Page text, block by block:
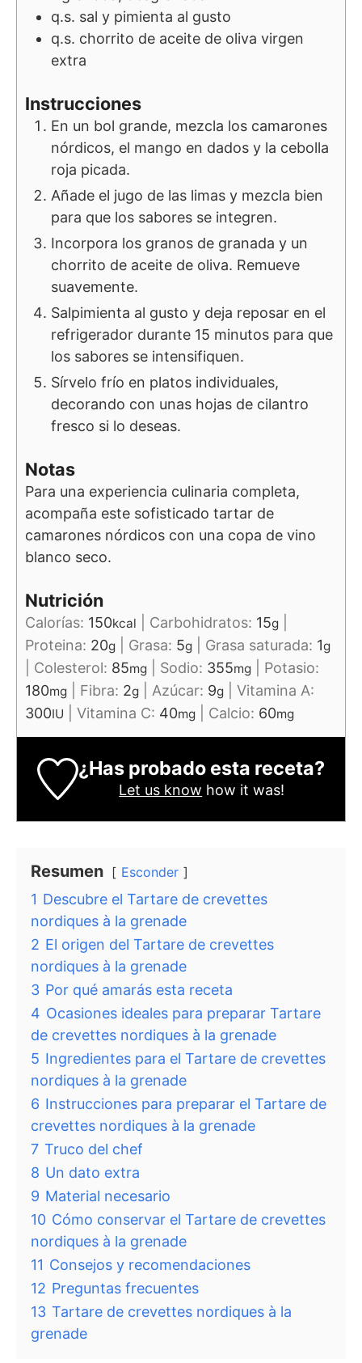
q.s. sal y pimienta al gusto
q.s. chorrito de aceite de oliva virgen
extra
Instrucciones
En un bol grande, mezcla los camarones
nórdicos, el mango en dados y la cebolla
roja picada.
Añade el jugo de las limas y mezcla bien
para que los sabores se integren.
Incorpora los granos de granada y un
chorrito de aceite de oliva. Remueve
suavemente.
Salpimienta al gusto y deja reposar en el
refrigerador durante 15 minutos para que
los sabores se intensifiquen.
Sírvelo frío en platos individuales,
decorando con unas hojas de cilantro
fresco si lo deseas.
Notas
Para una experiencia culinaria completa,
acompaña este sofisticado tartar de
camarones nórdicos con una copa de vino
blanco seco.
Nutrición
Calorías: 150kcal Carbohidratos: 15g
Proteina: 20g Grasa: 5g Grasa saturada: 1g
Colesterol: 85mg Sodio: 355mg
Potasio:
180mg Fibra: 2g Azúcar: 9g
Vitamina A:
300IU Vitamina C: 40mg Calcio: 60mg
¿Has probado esta receta?
Let us know how it was!
Resumen Esconder
1 Descubre el Tartare de crevettes
nordiques à la grenade
2 El origen del Tartare de crevettes
nordiques à la grenade
3 Por qué amarás esta receta
4 Ocasiones ideales para preparar Tartare
de crevettes nordiques à la grenade
5 Ingredientes para el Tartare de crevettes
nordiques à la grenade
6 Instrucciones para preparar el Tartare de
crevettes nordiques à la grenade
7 Truco del chef
8 Un dato extra
9 Material necesario
10 Cómo conservar el Tartare de crevettes
nordiques à la grenade
11 Consejos y recomendaciones
12 Preguntas frecuentes
13 Tartare de crevettes nordiques à la
grenade